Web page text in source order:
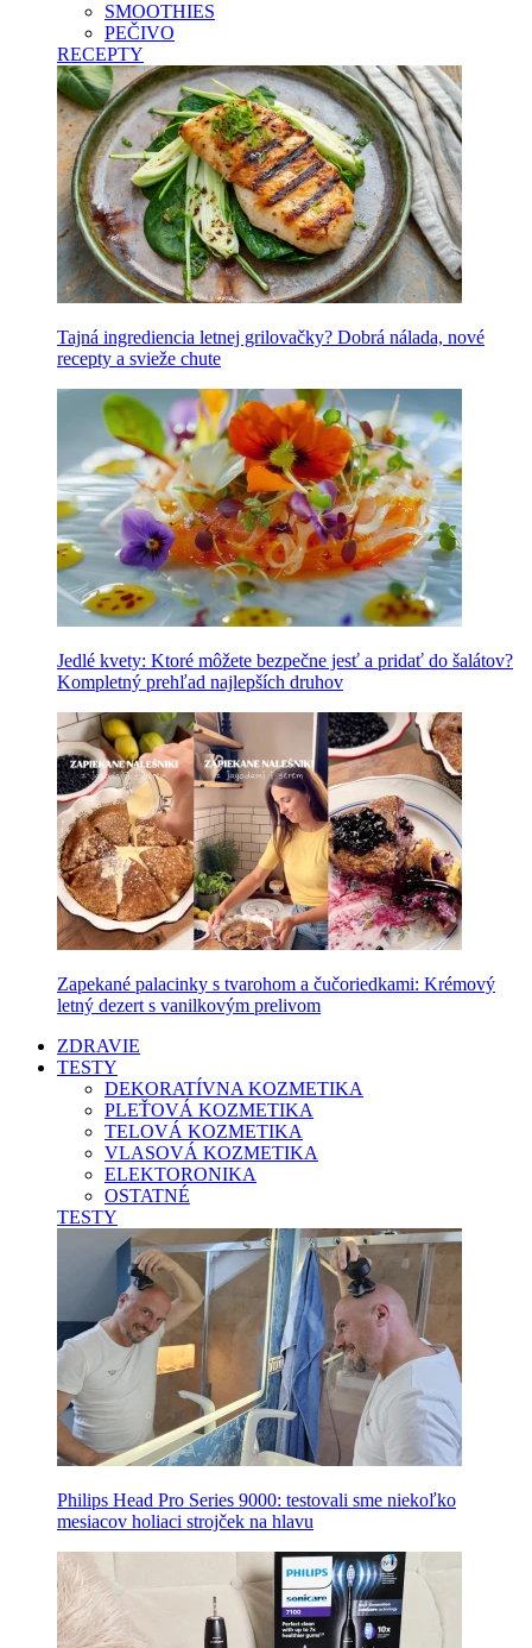
SMOOTHIES
PEČIVO
RECEPTY
Tajná ingrediencia letnej grilovačky? Dobrá nálada, nové
recepty a svieže chute
Jedlé kvety: Ktoré môžete bezpečne jesť a pridať do šalátov?
Kompletný prehľad najlepších druhov
Zapekané palacinky s tvarohom a čučoriedkami: Krémový
letný dezert s vanilkovým prelivom
ZDRAVIE
TESTY
DEKORATÍVNA KOZMETIKA
PLEŤOVÁ KOZMETIKA
TELOVÁ KOZMETIKA
VLASOVÁ KOZMETIKA
ELEKTORONIKA
OSTATNÉ
TESTY
Philips Head Pro Series 9000: testovali sme niekoľko
mesiacov holiaci strojček na hlavu